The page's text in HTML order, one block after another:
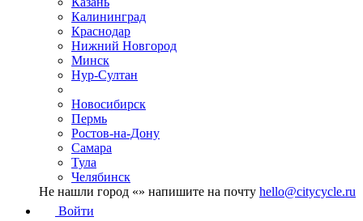
Калининград
Краснодар
Нижний Новгород
Минск
Нур-Султан
Новосибирск
Пермь
Ростов-на-Дону
Самара
Тула
Челябинск
Не нашли город «» напишите на почту hello@citycycle.ru
Войти